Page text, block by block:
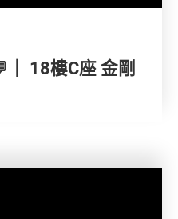
｜ 18樓C座 金剛